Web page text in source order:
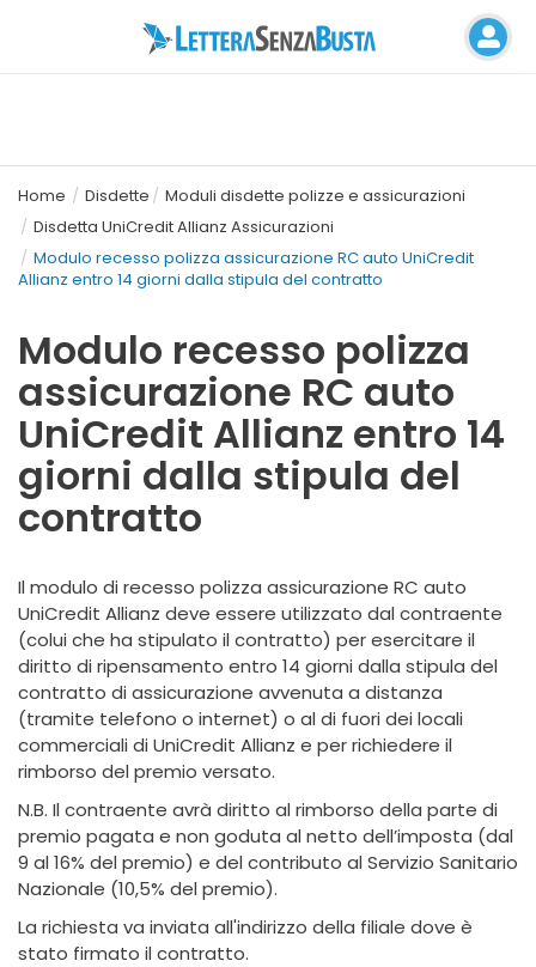
Home Disdette
Moduli disdette polizze e assicurazioni
Disdetta UniCredit Allianz Assicurazioni
Modulo recesso polizza assicurazione RC auto UniCredit
Allianz entro 14 giorni dalla stipula del contratto
Modulo recesso polizza
assicurazione RC auto
UniCredit Allianz entro 14
giorni dalla stipula del
contratto
Il modulo di recesso polizza assicurazione RC auto
UniCredit Allianz deve essere utilizzato dal contraente
(colui che ha stipulato il contratto) per esercitare il
diritto di ripensamento entro 14 giorni dalla stipula del
contratto di assicurazione avvenuta a distanza
(tramite telefono o internet) o al di fuori dei locali
commerciali di UniCredit Allianz e per richiedere il
rimborso del premio versato.
N.B. Il contraente avrà diritto al rimborso della parte di
premio pagata e non goduta al netto dell’imposta (dal
9 al 16% del premio) e del contributo al Servizio Sanitario
Nazionale (10,5% del premio).
La richiesta va inviata all'indirizzo della filiale dove è
stato firmato il contratto.